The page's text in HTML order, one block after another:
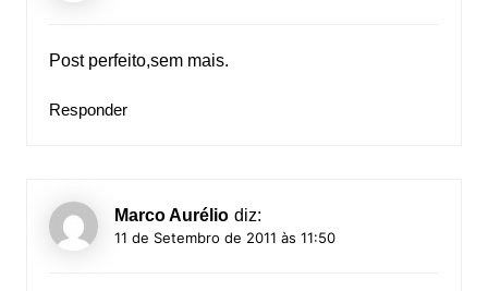
Post perfeito,sem mais.
Responder
Marco Aurélio diz:
11 de Setembro de 2011 às 11:50